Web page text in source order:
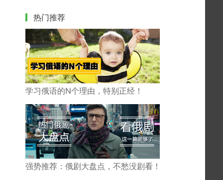
热门推荐
学习俄语的N个理由，特别正经！
强势推荐：俄剧大盘点，不愁没剧看！